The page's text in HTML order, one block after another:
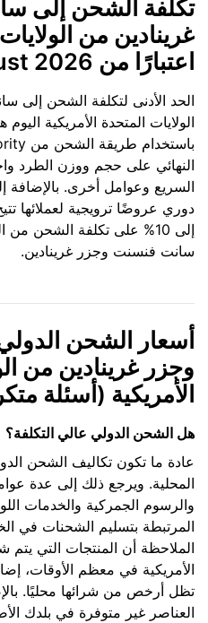
تكلفة الشحن إلى
غرينادين من
اعتبارًا من 2026
الحد الأدنى لتكلفة الشحن إلى
النهائي على حجم ووزن الطرد
السريع وعوامل أخرى. بالإضافة
دوري عروضًا ترويجية
إلى 10% على تكلفة الشحن من
سانت فنسنت وجزر غرينادين.
أسعار الشحن
وجزر غرينادين من
الأمريكية (أسئلة
هل الشحن الدولي عالي التكلفة؟
عادة ما تكون تكاليف الشحن
المحلية. ويرجع ذلك إلى عدة
والرسوم الجمركية والخدمات
المرتبطة بتسليم الشحنات في
الملاحظة أن المنتجات التي يتم
الأمريكية في معظم الأوقات،
تظل أرخص من شرائها محليًا.
العناصر غير متوفرة في بلدك